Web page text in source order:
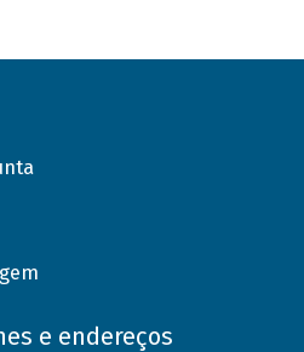
e endereços